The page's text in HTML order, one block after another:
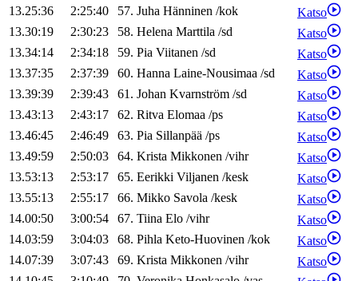
13.25:36
2:25:40 57. Juha Hänninen /kok
Katso
13.30:19
2:30:23 58. Helena Marttila /sd
Katso
13.34:14
2:34:18 59. Pia Viitanen /sd
Katso
13.37:35
2:37:39 60. Hanna Laine-Nousimaa /sd
Katso
13.39:39
2:39:43 61. Johan Kvarnström /sd
Katso
13.43:13
2:43:17 62. Ritva Elomaa /ps
Katso
13.46:45
2:46:49 63. Pia Sillanpää /ps
Katso
13.49:59
2:50:03 64. Krista Mikkonen /vihr
Katso
13.53:13
2:53:17 65. Eerikki Viljanen /kesk
Katso
13.55:13
2:55:17 66. Mikko Savola /kesk
Katso
14.00:50
3:00:54 67. Tiina Elo /vihr
Katso
14.03:59
3:04:03 68. Pihla Keto-Huovinen /kok
Katso
14.07:39
3:07:43 69. Krista Mikkonen /vihr
Katso